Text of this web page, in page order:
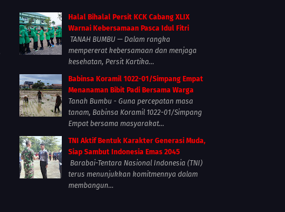
Halal Bihalal Persit KCK Cabang XLIX
Warnai Kebersamaan Pasca Idul Fitri
TANAH BUMBU — Dalam rangka
mempererat kebersamaan dan menjaga
kesehatan, Persit Kartika...
Babinsa Koramil 1022-01/Simpang Empat
Menanaman Bibit Padi Bersama Warga
Tanah Bumbu - Guna percepatan masa
tanam, Babinsa Koramil 1022-01/Simpang
Empat bersama masyarakat...
TNI Aktif Bentuk Karakter Generasi Muda,
Siap Sambut Indonesia Emas 2045
Barabai-Tentara Nasional Indonesia (TNI)
terus menunjukkan komitmennya dalam
membangun...